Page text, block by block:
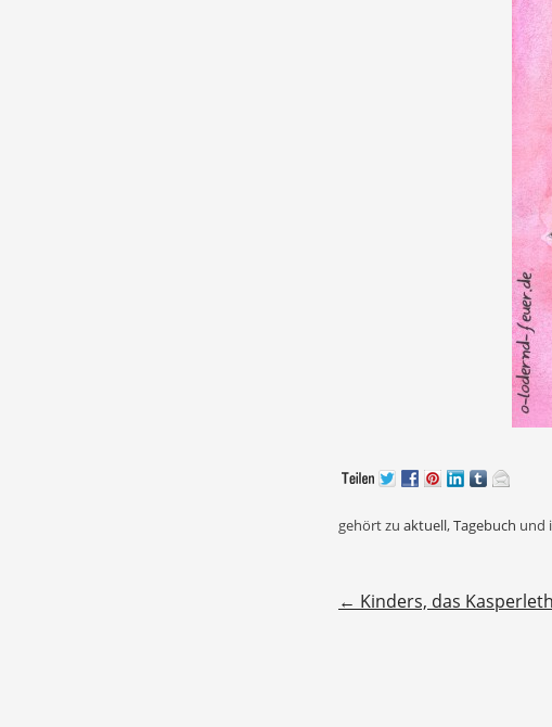
gehört zu aktuell,Tagebuch und
Beitragsnavigation
← Kinders, das